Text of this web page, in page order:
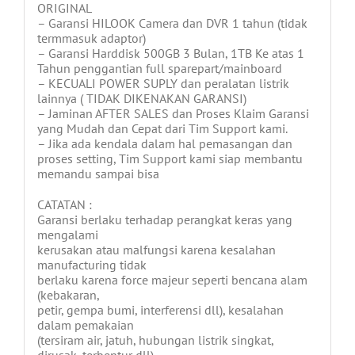
ORIGINAL
– Garansi HILOOK Camera dan DVR 1 tahun (tidak
termmasuk adaptor)
– Garansi Harddisk 500GB 3 Bulan, 1TB Ke atas 1
Tahun penggantian full sparepart/mainboard
– KECUALI POWER SUPLY dan peralatan listrik
lainnya ( TIDAK DIKENAKAN GARANSI)
– Jaminan AFTER SALES dan Proses Klaim Garansi
yang Mudah dan Cepat dari Tim Support kami.
– Jika ada kendala dalam hal pemasangan dan
proses setting, Tim Support kami siap membantu
memandu sampai bisa
CATATAN :
Garansi berlaku terhadap perangkat keras yang
mengalami
kerusakan atau malfungsi karena kesalahan
manufacturing tidak
berlaku karena force majeur seperti bencana alam
(kebakaran,
petir, gempa bumi, interferensi dll), kesalahan
dalam pemakaian
(tersiram air, jatuh, hubungan listrik singkat,